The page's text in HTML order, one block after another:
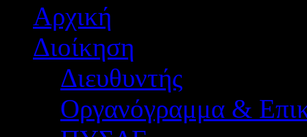
Αρχική
Διοίκηση
Διευθυντής
Οργανόγραμμα &